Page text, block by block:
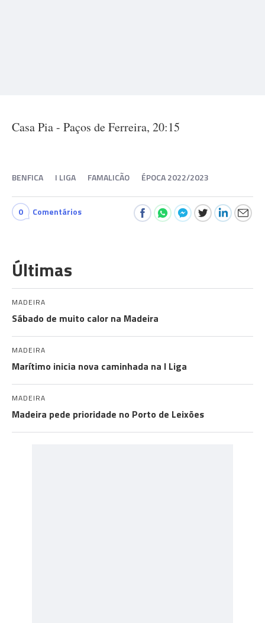
Casa Pia - Paços de Ferreira, 20:15
BENFICA I LIGA FAMALICÃO ÉPOCA 2022/2023
0 Comentários
Últimas
MADEIRA
Sábado de muito calor na Madeira
MADEIRA
Marítimo inicia nova caminhada na I Liga
MADEIRA
Madeira pede prioridade no Porto de Leixões